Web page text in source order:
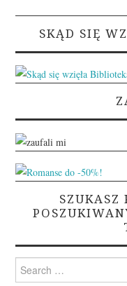
SKĄD SIĘ
Search
for: